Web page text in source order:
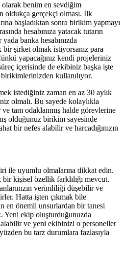
benim en sevdiğim
oldukça gerçekçi olması. İlk
başladıktan sonra birikim yapmayı
hesabınıza yatacak tutarın
banka hesabınızda
şirket olmak istiyorsanız para
yapacağınız kendi projeleriniz
içerisinde de ekibiniz başka işte
birikimlerinizden kullanılıyor.
istediğiniz zaman en az 30 aylık
olmalı. Bu sayede kolaylıkla
tam odaklanmış halde görevlerine
olduğunuz birikim sayesinde
bir nefes alabilir ve harcadığınızın
ile uyumlu olmalarına dikkat edin.
kişisel özellik farklılığı mevcut.
verimliliği düşebilir ve
Hatta işten çıkmak bile
en önemli unsurlardan bir tanesi
Yeni ekip oluşturduğunuzda
ve yeni ekibinizi o personeller
bu tarz durumlara fazlasıyla